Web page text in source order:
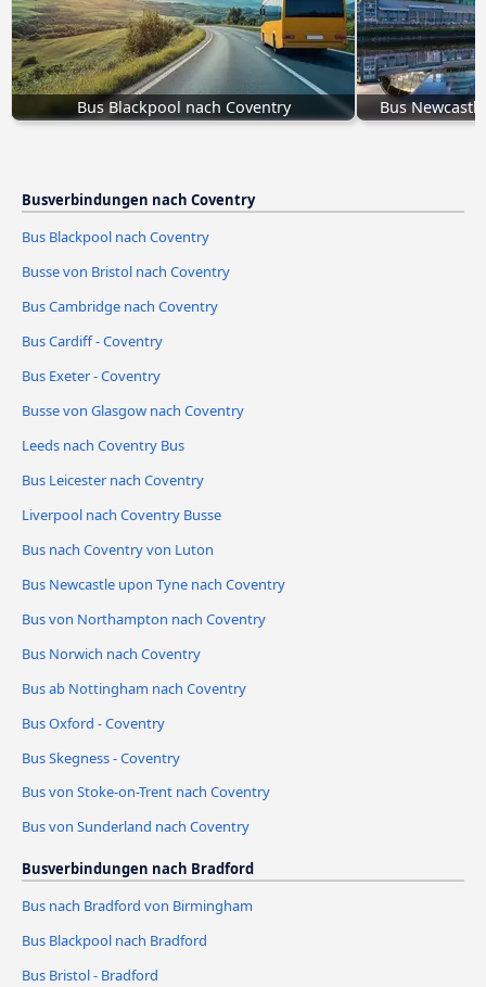
Bus Blackpool nach Coventry Bus
Busverbindungen nach Coventry
Bus Blackpool nach Coventry
Busse von Bristol nach Coventry
Bus Cambridge nach Coventry
Bus Cardiff - Coventry
Bus Exeter - Coventry
Busse von Glasgow nach Coventry
Leeds nach Coventry Bus
Bus Leicester nach Coventry
Liverpool nach Coventry Busse
Bus nach Coventry von Luton
Bus Newcastle upon Tyne nach Coventry
Bus von Northampton nach Coventry
Bus Norwich nach Coventry
Bus ab Nottingham nach Coventry
Bus Oxford - Coventry
Bus Skegness - Coventry
Bus von Stoke-on-Trent nach Coventry
Bus von Sunderland nach Coventry
Busverbindungen nach Bradford
Bus nach Bradford von Birmingham
Bus Blackpool nach Bradford
Bus Bristol - Bradford